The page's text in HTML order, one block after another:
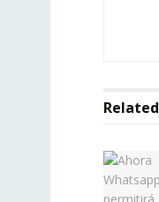
Related